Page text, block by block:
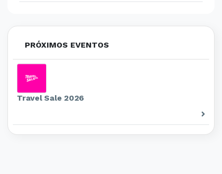
PRÓXIMOS EVENTOS
Travel Sale 2026